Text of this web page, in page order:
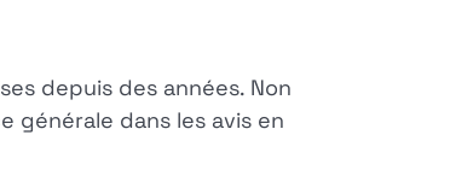
depuis des années. Non
générale dans les avis en